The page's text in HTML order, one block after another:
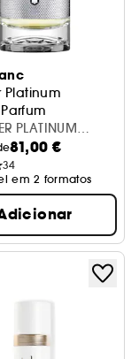
Platinum
PLATINUM
EDP 60ML
81,00 €
34
em 2 formatos